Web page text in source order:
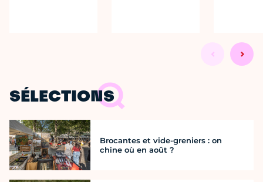
SÉLECTIONS
Brocantes et vide-greniers : on
chine où en août ?